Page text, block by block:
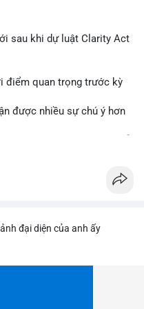
sau khi dự luật Clarity Act
điểm quan trọng trước kỳ
được nhiều sự chú ý hơn
đại diện của anh ấy